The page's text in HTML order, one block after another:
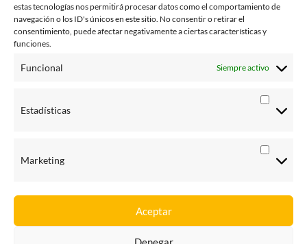
estas tecnologías nos permitirá procesar datos como el comportamiento de
navegación o los ID's únicos en este sitio. No consentir o retirar el
consentimiento, puede afectar negativamente a ciertas características y
funciones.
Funcional Siempre activo
Estadísticas
Marketing
Aceptar
julio 2014
junio 2014
enero 2014
agosto 2013